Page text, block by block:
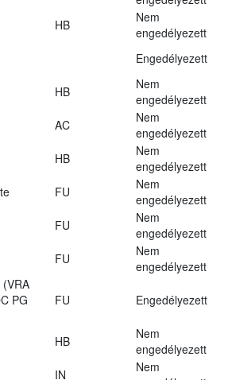
HB
Nem
engedélyezett
Engedélyezett
HB
Nem
engedélyezett
AC
Nem
engedélyezett
HB
Nem
engedélyezett
FU
Nem
engedélyezett
FU
Nem
engedélyezett
FU
Nem
engedélyezett
PG
FU Engedélyezett
HB
Nem
engedélyezett
IN
Nem